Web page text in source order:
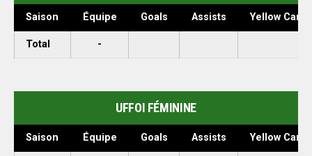
Saison Équipe Goals Assists Yellow Cards
Total -
UFFOI FÉMININE
Saison Équipe Goals Assists Yellow Cards